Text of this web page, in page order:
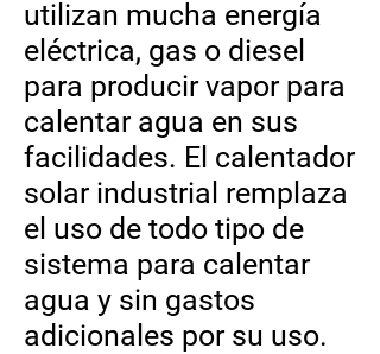
utilizan mucha energía
eléctrica, gas o diesel
para producir vapor para
calentar agua en sus
facilidades. El calentador
solar industrial remplaza
el uso de todo tipo de
sistema para calentar
agua y sin gastos
adicionales por su uso.